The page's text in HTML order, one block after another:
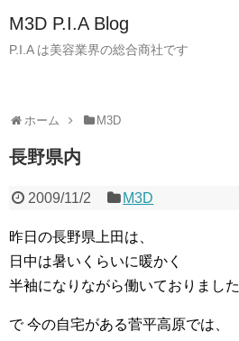
M3D P.I.A Blog
P.I.A は美容業界の総合商社です
ホーム M3D
長野県内
2009/11/2 M3D
昨日の長野県上田は、
日中は暑いくらいに暖かく
半袖になりながら働いておりました
で 今の自宅がある菅平高原では、